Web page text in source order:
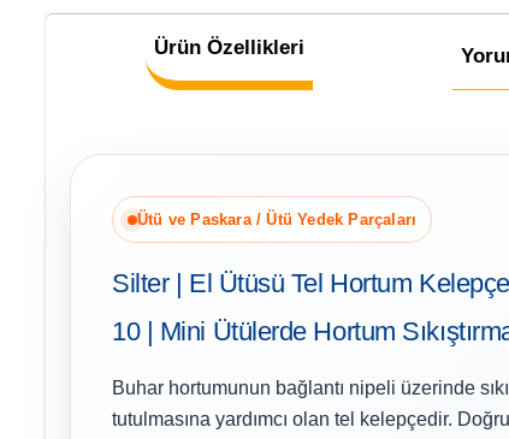
Ürün Özellikleri
Ütü ve Paskara / Ütü Yedek Parçaları
Silter | El Ütüsü Tel Hortum
10 | Mini Ütülerde Hortum
Buhar hortumunun bağlantı nipeli üzerinde
tutulmasına yardımcı olan tel kelepçedir.